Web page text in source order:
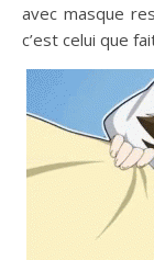
avec masque
c’est celui que